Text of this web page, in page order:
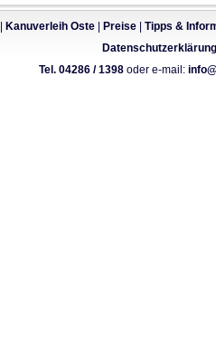
Kanuverleih Oste| Preise| Tipps &
Datenschutzerklärung
Tel. 04286 / 1398 oder e-mail: